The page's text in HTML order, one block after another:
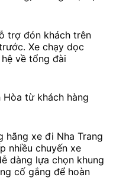
trợ đón khách trên
Xe chạy dọc
hệ về tổng đài
từ khách hàng
hãng xe đi Nha Trang
nhiều chuyến xe
dàng lựa chọn khung
cố gắng để hoàn